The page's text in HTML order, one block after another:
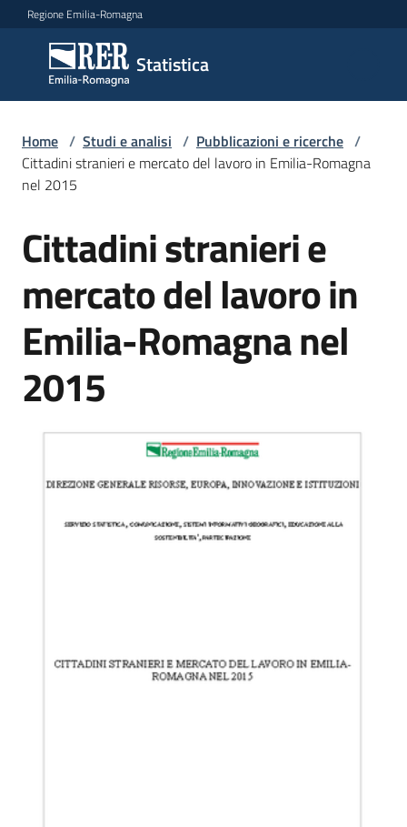
Vai al contenuto
Vai alla navigazione
Vai al footer
Regione Emilia-Romagna
Statistica
Statistica
Novità
Studi
e
analisi
Menu selezionato
Statistiche
per
Metadati
Home / Studi e analisi / Pubblicazioni e ricerche /
Cittadini stranieri e mercato del lavoro in Emilia-Romagna
nel 2015
Salta al contenuto
Cittadini stranieri e
mercato del lavoro in
Emilia-Romagna nel
2015